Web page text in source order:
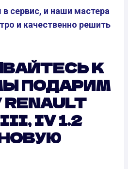
сервис, и наши мастера
и качественно решить
К
ПОДАРИМ
IV 1.2
НОВУЮ